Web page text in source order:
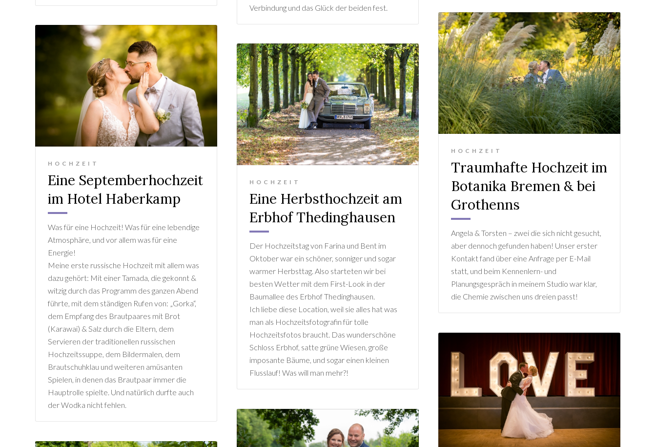
Verbindung und das Glück der beiden fest.
HOCHZEIT
Traumhafte Hochzeit im
Botanika Bremen & bei
Grothenns
Angela & Torsten – zwei die sich nicht gesucht,
aber dennoch gefunden haben! Unser erster
Kontakt fand über eine Anfrage per E-Mail
statt, und beim Kennenlern- und
Planungsgespräch in meinem Studio war klar,
die Chemie zwischen uns dreien passt!
HOCHZEIT
Eine Septemberhochzeit
im Hotel Haberkamp
Was für eine Hochzeit! Was für eine lebendige
Atmosphäre, und vor allem was für eine
Energie!
Meine erste russische Hochzeit mit allem was
dazu gehört: Mit einer Tamada, die gekonnt &
witzig durch das Programm des ganzen Abend
führte, mit dem ständigen Rufen von: „Gorka“,
dem Empfang des Brautpaares mit Brot
(Karawai) & Salz durch die Eltern, dem
Servieren der traditionellen russischen
Hochzeitssuppe, dem Bildermalen, dem
Brautschuhklau und weiteren amüsanten
Spielen, in denen das Brautpaar immer die
Hauptrolle spielte. Und natürlich durfte auch
der Wodka nicht fehlen.
HOCHZEIT
Eine Herbsthochzeit am
Erbhof Thedinghausen
Der Hochzeitstag von Farina und Bent im
Oktober war ein schöner, sonniger und sogar
warmer Herbsttag. Also starteten wir bei
besten Wetter mit dem First-Look in der
Baumallee des Erbhof Thedinghausen.
Ich liebe diese Location, weil sie alles hat was
man als Hochzeitsfotografin für tolle
Hochzeitsfotos braucht. Das wunderschöne
Schloss Erbhof, satte grüne Wiesen, große
imposante Bäume, und sogar einen kleinen
Flusslauf! Was will man mehr?!